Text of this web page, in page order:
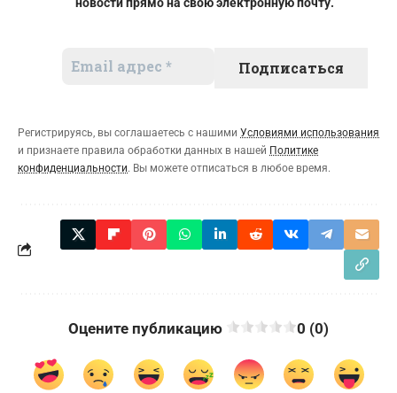
Регистрируясь, вы соглашаетесь с нашими Условиями использования
и признаете правила обработки данных в нашей Политике
конфиденциальности. Вы можете отписаться в любое время.
Оцените публикацию 0 (0)